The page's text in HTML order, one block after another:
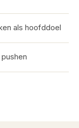
als hoofddoel